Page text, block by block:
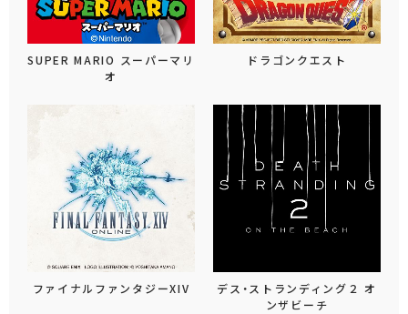
SUPER MARIO スーパーマリ
オ
ドラゴンクエスト
ファイナルファンタジーXIV
デス・ストランディング２ オ
ンザビーチ